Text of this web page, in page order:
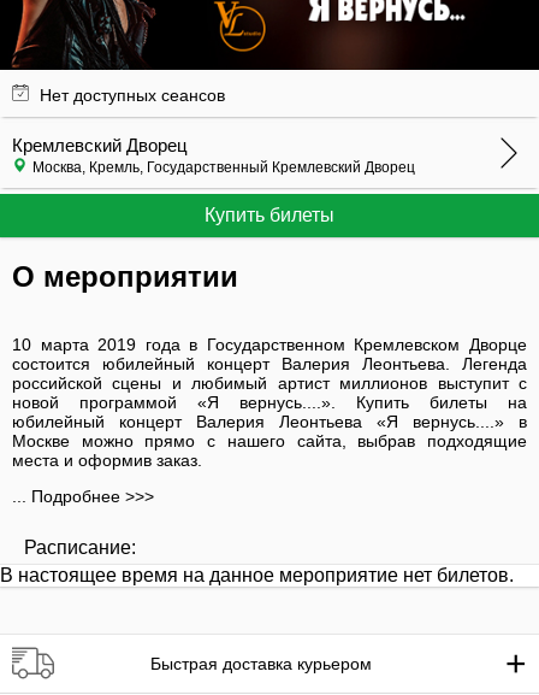
Нет доступных сеансов
Кремлевский Дворец
Москва, Кремль, Государственный Кремлевский Дворец
Купить билеты
О мероприятии
10 марта 2019 года в Государственном Кремлевском Дворце
состоится юбилейный концерт Валерия Леонтьева. Легенда
российской сцены и любимый артист миллионов выступит с
новой программой «Я вернусь....». Купить билеты на
юбилейный концерт Валерия Леонтьева «Я вернусь....» в
Москве можно прямо с нашего сайта, выбрав подходящие
места и оформив заказ.
... Подробнее >>>
Расписание:
В настоящее время на данное мероприятие нет билетов.
Быстрая доставка курьером +